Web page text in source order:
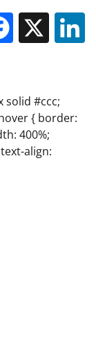
X
solid #ccc;
{ border:
400%;
align: